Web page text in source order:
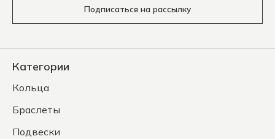
Подписаться на рассылку
Категории
Кольца
Браслеты
Подвески